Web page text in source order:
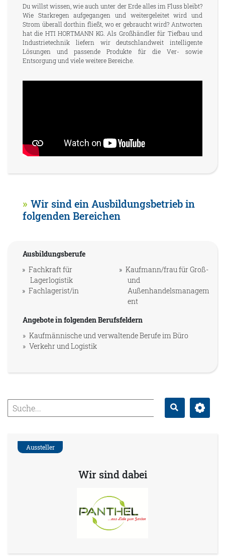
Du willst wissen, wie auch unter der Erde alles im Fluss bleibt?
Wie Starkregen aufgegangen und weitergeleitet wird und
Strom überall dorthin fließt, wo er gebraucht wird? Antworten
hat die HTI HORTMANN KG. Als Großhändler für Tiefbau und
Industrietechnik liefern wir deutschlandweit intelligente
Lösungen und passende Produkte für die Ver- sowie
Entsorgung und viele weitere Bereiche.
Wir sind ein Ausbildungsbetrieb in
folgenden Bereichen
Ausbildungsberufe
Fachkraft für
Lagerlogistik
Fachlagerist/in
Kaufmann/frau für Groß-
und
Außenhandelsmanagem
ent
Angebote in folgenden Berufsfeldern
Kaufmännische und verwaltende Berufe im Büro
Verkehr und Logistik
Suche
Aussteller
Wir sind dabei